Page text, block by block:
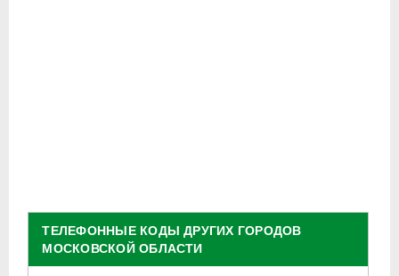
ТЕЛЕФОННЫЕ КОДЫ ДРУГИХ ГОРОДОВ
МОСКОВСКОЙ ОБЛАСТИ